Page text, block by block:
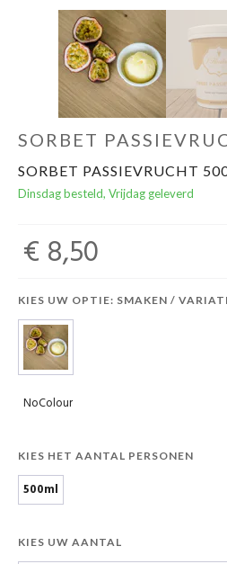
SORBET
SORBET PASSIEVRUCHT
Dinsdag besteld, Vrijdag geleverd
€ 8,50
KIES UW OPTIE: SMAKEN /
NoColour
KIES HET AANTAL PERSONEN
500ml
KIES UW AANTAL